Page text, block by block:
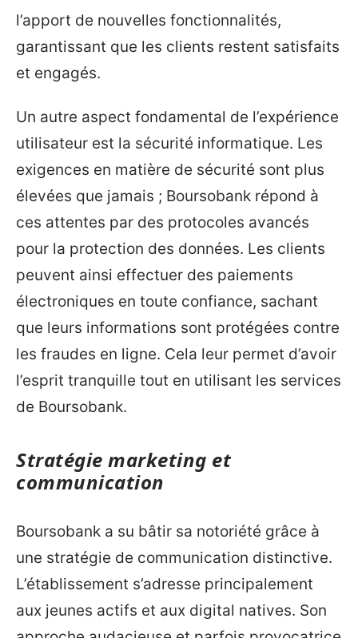
l’apport de nouvelles fonctionnalités,
garantissant que les clients restent satisfaits
et engagés.
Un autre aspect fondamental de l’expérience
utilisateur est la sécurité informatique. Les
exigences en matière de sécurité sont plus
élevées que jamais ; Boursobank répond à
ces attentes par des protocoles avancés
pour la protection des données. Les clients
peuvent ainsi effectuer des paiements
électroniques en toute confiance, sachant
que leurs informations sont protégées contre
les fraudes en ligne. Cela leur permet d’avoir
l’esprit tranquille tout en utilisant les services
de Boursobank.
Stratégie marketing et
communication
Boursobank a su bâtir sa notoriété grâce à
une stratégie de communication distinctive.
L’établissement s’adresse principalement
aux jeunes actifs et aux digital natives. Son